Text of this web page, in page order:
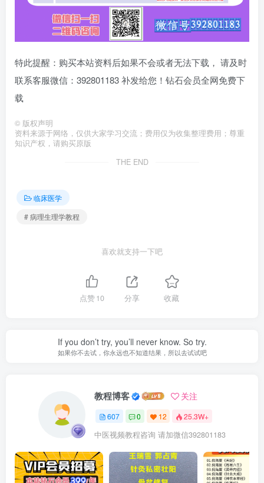
特此提醒：购买本站资料后如果不会或者无法下载， 请及时
联系客服微信：392801183 补发给您！钻石会员全网免费下
载
© 版权声明
资料来源于网络，仅供大家学习交流；费用仅为收集整理费用；尊重
知识产权，请购买原版
THE END
临床医学
# 病理生理学教程
喜欢就支持一下吧
点赞10 分享 收藏
If you don’t try, you’ll never know. So try.
如果你不去试，你永远也不知道结果，所以去试试吧
教程博客 关注
607 0 12 25.3W+
中医视频教程咨询 请加微信392801183